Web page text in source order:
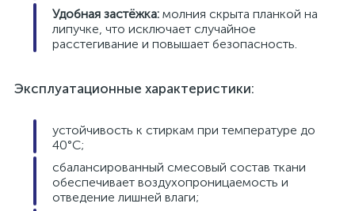
Удобная застёжка: молния скрыта планкой на
липучке, что исключает случайное
расстегивание и повышает безопасность.
Эксплуатационные характеристики:
устойчивость к стиркам при температуре до
40°C;
сбалансированный смесовый состав ткани
обеспечивает воздухопроницаемость и
отведение лишней влаги;